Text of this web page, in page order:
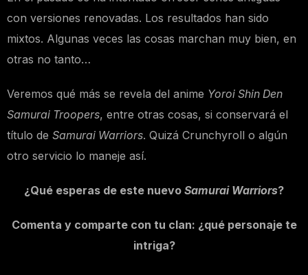
con versiones renovadas. Los resultados han sido
mixtos. Algunas veces las cosas marchan muy bien, en
otras no tanto…
Veremos qué más se revela del anime Yoroi Shin Den
Samurai Troopers, entre otras cosas, si conservará el
título de Samurai Warriors. Quizá Crunchyroll o algún
otro servicio lo maneje así.
¿Qué esperas de este nuevo Samurai Warriors?
Comenta y comparte con tu clan: ¿qué personaje te
intriga?